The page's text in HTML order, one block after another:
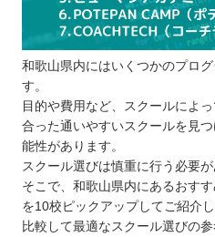
ポートフォリオ
エンジニアとし
べる
プログラミング
無料体験に参加
和歌山で自分に合ったプ
ぼう！
和歌山県内にはいくつかのプロ
す。
目的や費用など、スクールによ
合った通いやすいスクールを見
能性があります。
スクール選びは慎重に行う必要が
そこで、和歌山県内にあるおす
を10校ピックアップしてご紹介し
比較して最適なスクール選びの参